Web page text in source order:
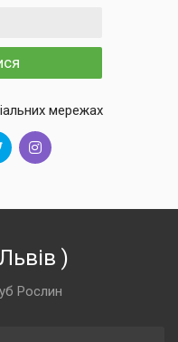
мережах
)
Рослин